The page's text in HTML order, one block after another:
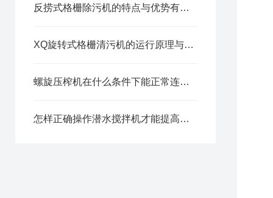
反捞式格栅除污机的特点与优势有哪些？
XQ旋转式格栅清污机的运行原理与功能解析
螺旋压榨机在什么条件下能正常连续运行？
怎样正确操作潜水搅拌机才能提高它的使用效果？